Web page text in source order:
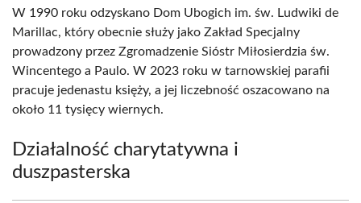
W 1990 roku odzyskano Dom Ubogich im. św. Ludwiki de
Marillac, który obecnie służy jako Zakład Specjalny
prowadzony przez Zgromadzenie Sióstr Miłosierdzia św.
Wincentego a Paulo. W 2023 roku w tarnowskiej parafii
pracuje jedenastu księży, a jej liczebność oszacowano na
około 11 tysięcy wiernych.
Działalność charytatywna i
duszpasterska